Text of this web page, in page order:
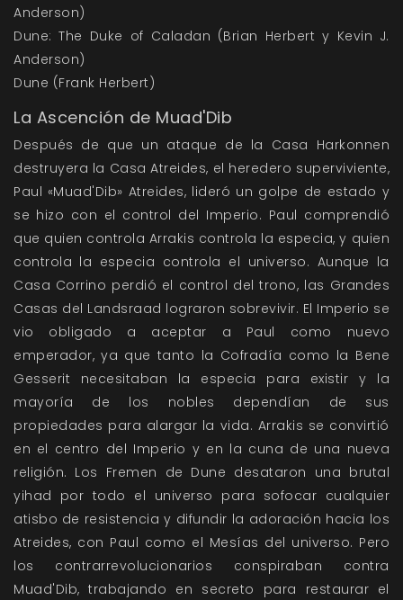
Anderson)
Dune: The Duke of Caladan (Brian Herbert y Kevin J.
Anderson)
Dune (Frank Herbert)
La Ascención de Muad'Dib
Después de que un ataque de la Casa Harkonnen
destruyera la Casa Atreides, el heredero superviviente,
Paul «Muad'Dib» Atreides, lideró un golpe de estado y
se hizo con el control del Imperio. Paul comprendió
que quien controla Arrakis controla la especia, y quien
controla la especia controla el universo. Aunque la
Casa Corrino perdió el control del trono, las Grandes
Casas del Landsraad lograron sobrevivir. El Imperio se
vio obligado a aceptar a Paul como nuevo
emperador, ya que tanto la Cofradía como la Bene
Gesserit necesitaban la especia para existir y la
mayoría de los nobles dependían de sus
propiedades para alargar la vida. Arrakis se convirtió
en el centro del Imperio y en la cuna de una nueva
religión. Los Fremen de Dune desataron una brutal
yihad por todo el universo para sofocar cualquier
atisbo de resistencia y difundir la adoración hacia los
Atreides, con Paul como el Mesías del universo. Pero
los contrarrevolucionarios conspiraban contra
Muad'Dib, trabajando en secreto para restaurar el